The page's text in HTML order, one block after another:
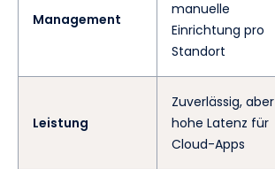
Management
manuelle
Einrichtung pro
Standort
Leistung
Zuverlässig, aber
hohe Latenz für
Cloud-Apps